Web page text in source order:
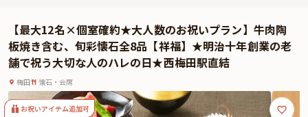
こと間違いなしです。
本プランでお召し上がりいただくのは、特別な日に贈る贅沢京懐石コース。料
理長が厳選した旬の食材をふんだんに使用して一期一会の新感覚創作料理を生
み出しています。食前酒から始まり、旬の魚料理や和牛サーロインステーキ、
季節のご飯や吸物、デザートまで、京懐石の美しさと贅沢さを感じられる内容
に構成されています。
【最大12名×個室確約★大人数のお祝いプラン】牛肉陶
板焼き含む、旬彩懐石全8品【祥福】★明治十年創業の老
舗で祝う大切な人のハレの日★西梅田駅直結
梅田 懐石・会席
お祝いアイテム追加可